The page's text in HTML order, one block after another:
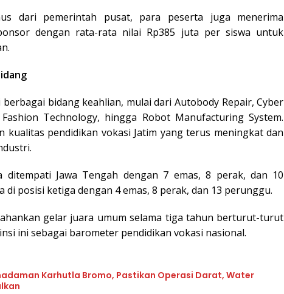
dari pemerintah pusat, para peserta juga menerima
dengan rata-rata nilai Rp385 juta per siswa untuk
bidang keahlian, mulai dari Autobody Repair, Cyber
Technology, hingga Robot Manufacturing System.
kualitas pendidikan vokasi Jatim yang terus meningkat dan
ditempati Jawa Tengah dengan 7 emas, 8 perak, dan 10
di posisi ketiga dengan 4 emas, 8 perak, dan 13 perunggu.
gelar juara umum selama tiga tahun berturut-turut
ini sebagai barometer pendidikan vokasi nasional.
Karhutla Bromo, Pastikan Operasi Darat, Water